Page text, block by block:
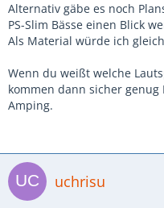
Alternativ gäbe es noch
PS-Slim Bässe einen Blick
Als Material würde ich
Wenn du weißt welche
kommen dann sicher
Amping.
uchrisu